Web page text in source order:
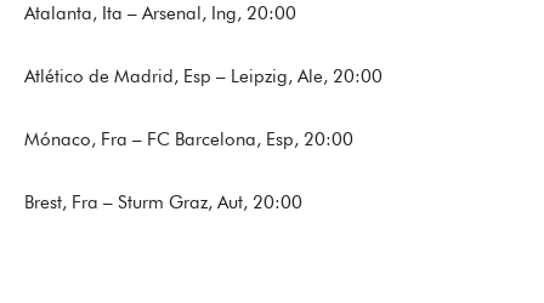
Atalanta, Ita – Arsenal, Ing, 20:00
Atlético de Madrid, Esp – Leipzig, Ale, 20:00
Mónaco, Fra – FC Barcelona, Esp, 20:00
Brest, Fra – Sturm Graz, Aut, 20:00